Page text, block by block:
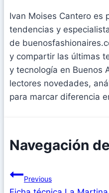
Ivan Moises Cantero es
tendencias y
de
y compartir las últimas
y tecnología en Buenos
lectores novedades,
para marcar diferencia
Navegación
Previous